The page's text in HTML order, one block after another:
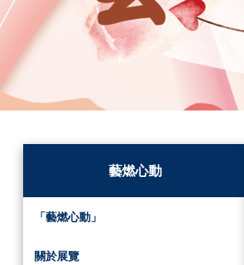
藝燃心動
「藝燃心動」
關於展覽